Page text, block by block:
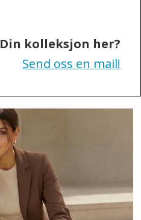
Din kolleksjon her?
Send oss en mail!